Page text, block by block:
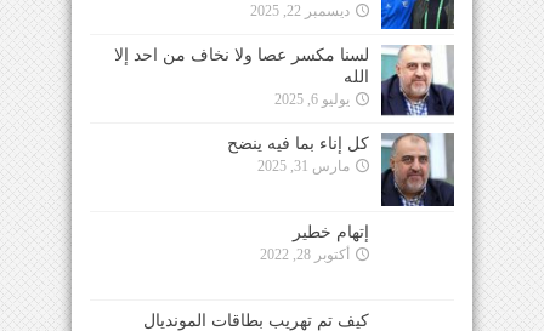
ديسمبر 22, 2025
لسنا مكسر عصا ولا نخاف من احد إلا
الله
يوليو 6, 2025
كل إناء بما فيه ينضح
مارس 31, 2025
إتهام خطير
أكتوبر 28, 2022
كيف تم تهريب بطاقات المونديال